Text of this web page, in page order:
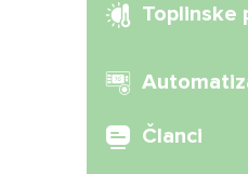
Toplinske
Članci